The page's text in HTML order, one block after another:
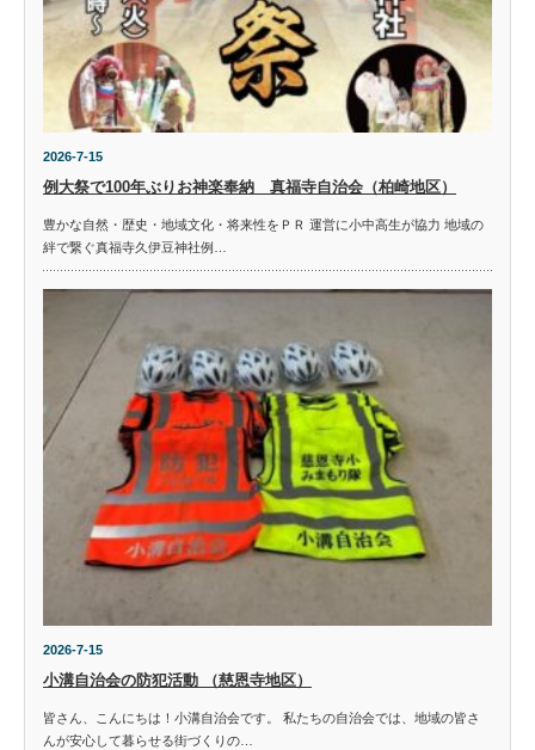
2026-7-15
例大祭で100年ぶりお神楽奉納 真福寺自治会（柏崎地区）
豊かな自然・歴史・地域文化・将来性をＰＲ 運営に小中高生が協力 地域の
絆で繋ぐ真福寺久伊豆神社例…
2026-7-15
小溝自治会の防犯活動 （慈恩寺地区）
皆さん、こんにちは！小溝自治会です。 私たちの自治会では、地域の皆さ
んが安心して暮らせる街づくりの…